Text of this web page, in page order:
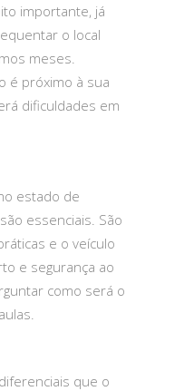
importante, já
o local
meses.
é próximo à sua
dificuldades em
estado de
essenciais. São
e o veículo
e segurança ao
como será o
que o